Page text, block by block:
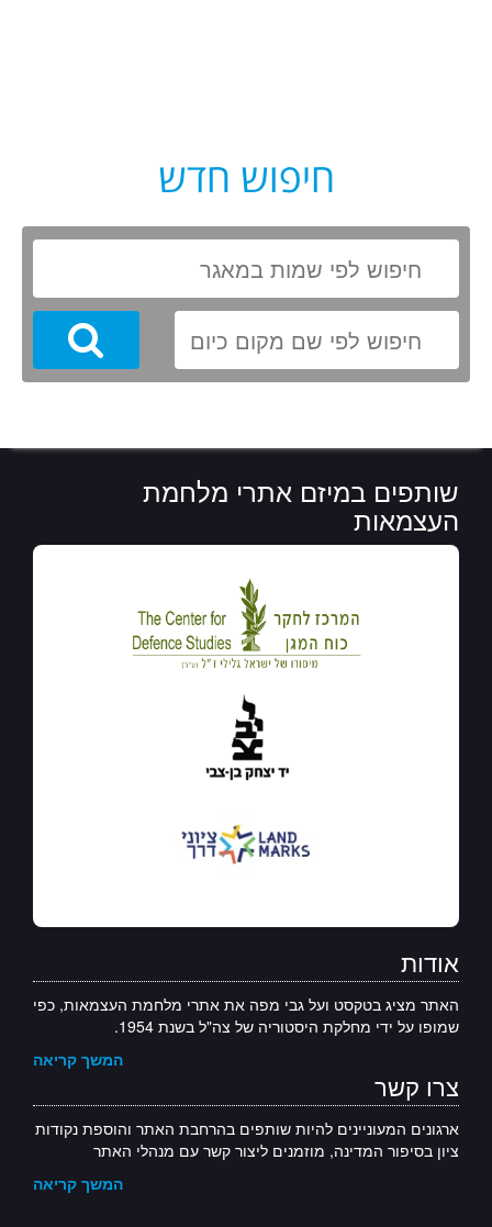
חיפוש חדש
Search
שותפים במיזם אתרי מלחמת
העצמאות
אודות
האתר מציג בטקסט ועל גבי מפה את אתרי מלחמת העצמאות, כפי
שמופו על ידי מחלקת היסטוריה של צה"ל בשנת 1954.
המשך קריאה
צרו קשר
ארגונים המעוניינים להיות שותפים בהרחבת האתר והוספת נקודות
ציון בסיפור המדינה, מוזמנים ליצור קשר עם מנהלי האתר
המשך קריאה